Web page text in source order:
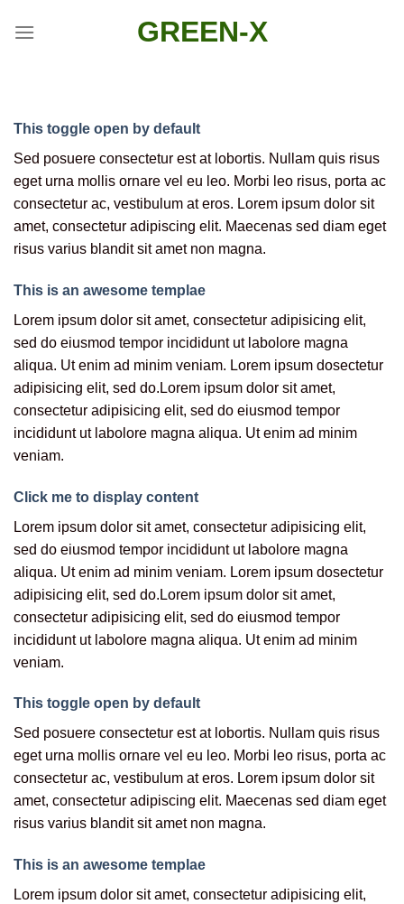
GREEN-X
This toggle open by default
Sed posuere consectetur est at lobortis. Nullam quis risus
eget urna mollis ornare vel eu leo. Morbi leo risus, porta ac
consectetur ac, vestibulum at eros. Lorem ipsum dolor sit
amet, consectetur adipiscing elit. Maecenas sed diam eget
risus varius blandit sit amet non magna.
This is an awesome templae
Lorem ipsum dolor sit amet, consectetur adipisicing elit,
sed do eiusmod tempor incididunt ut labolore magna
aliqua. Ut enim ad minim veniam. Lorem ipsum dosectetur
adipisicing elit, sed do.Lorem ipsum dolor sit amet,
consectetur adipisicing elit, sed do eiusmod tempor
incididunt ut labolore magna aliqua. Ut enim ad minim
veniam.
Click me to display content
Lorem ipsum dolor sit amet, consectetur adipisicing elit,
sed do eiusmod tempor incididunt ut labolore magna
aliqua. Ut enim ad minim veniam. Lorem ipsum dosectetur
adipisicing elit, sed do.Lorem ipsum dolor sit amet,
consectetur adipisicing elit, sed do eiusmod tempor
incididunt ut labolore magna aliqua. Ut enim ad minim
veniam.
This toggle open by default
Sed posuere consectetur est at lobortis. Nullam quis risus
eget urna mollis ornare vel eu leo. Morbi leo risus, porta ac
consectetur ac, vestibulum at eros. Lorem ipsum dolor sit
amet, consectetur adipiscing elit. Maecenas sed diam eget
risus varius blandit sit amet non magna.
This is an awesome templae
Lorem ipsum dolor sit amet, consectetur adipisicing elit,